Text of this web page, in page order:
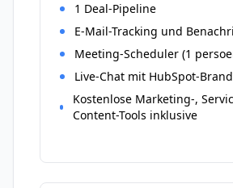
1 Deal-Pipeline
E-Mail-Tracking und
Meeting-Scheduler (1
Live-Chat mit HubSpot-
Kostenlose Marketing-,
Content-Tools inklusive